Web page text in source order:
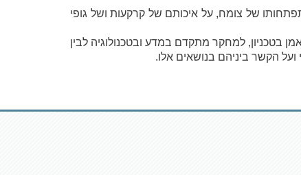
של צומח, על איכותם של קרקעות ושל גופי
בטכניון, למחקר מתקדם במדע ובטכנולוגיה לבין
הקשר ביניהם בנושאים אלו.